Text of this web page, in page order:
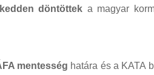
döntöttek a magyar
mentesség határa és a KATA